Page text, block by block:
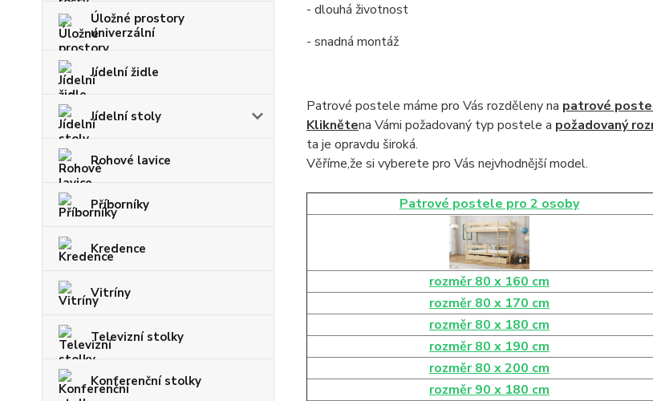
Úložné prostory
univerzální
Jídelní židle
Jídelní stoly
Rohové lavice
Příborníky
Kredence
Vitríny
Televizní stolky
Konferenční stolky
- dlouhá životnost
- snadná montáž
Patrové postele máme pro Vás rozděleny na patrové
Kliknětena Vámi požadovaný typ postele a požadovaný
ta je opravdu široká.
Věříme,že si vyberete pro Vás nejvhodnější model.
Patrové postele pro 2 osoby
rozměr 80 x 160 cm
rozměr 80 x 170 cm
rozměr 80 x 180 cm
rozměr 80 x 190 cm
rozměr 80 x 200 cm
rozměr 90 x 180 cm